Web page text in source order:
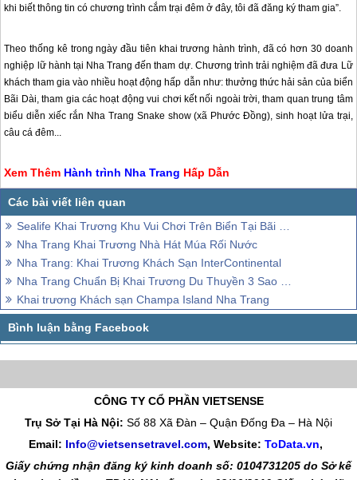
khi biết thông tin có chương trình cắm trại đêm ở đây, tôi đã đăng ký tham gia”.
Theo thống kê trong ngày đầu tiên khai trương hành trình, đã có hơn 30 doanh
nghiệp lữ hành tại Nha Trang đến tham dự. Chương trình trải nghiệm đã đưa Lữ
khách tham gia vào nhiều hoạt động hấp dẫn như: thưởng thức hải sản của biển
Bãi Dài, tham gia các hoạt động vui chơi kết nối ngoài trời, tham quan trung tâm
biểu diễn xiếc rắn Nha Trang Snake show (xã Phước Đồng), sinh hoạt lửa trại,
câu cá đêm...
Xem Thêm Hành trình Nha Trang Hấp Dẫn
Sealife Khai Trương Khu Vui Chơi Trên Biển Tại Bãi Dài
Nha Trang Khai Trương Nhà Hát Múa Rối Nước
Nha Trang: Khai Trương Khách Sạn InterContinental
Nha Trang Chuẩn Bị Khai Trương Du Thuyền 3 Sao Hiện Đại
Khai trương Khách sạn Champa Island Nha Trang
CÔNG TY CỔ PHẦN VIETSENSE
Trụ Sở Tại Hà Nội: Số 88 Xã Đàn – Quận Đống Đa – Hà Nội
Email: Info@vietsensetravel.com, Website: ToData.vn,
Giấy chứng nhận đăng ký kinh doanh số: 0104731205 do Sở kế